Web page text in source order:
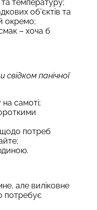
температуру;
об’єктів та
окремо;
– хоча б
панічної
самоті;
потреб
але виліковне
потребує